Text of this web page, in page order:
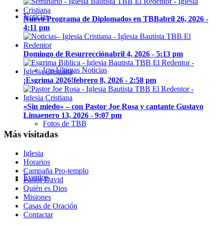
Noticias
Las Últimas Noticias
Fotos de TBB
Eventos
Nuevo Programa de Diplomados en TBBabril 26, 2026 -
4:11 pm
Domingo de Resurrecciónabril 4, 2026 - 5:13 pm
¡Esgrima 2026!febrero 8, 2026 - 2:58 pm
«Sin miedo» – con Pastor Joe Rosa y cantante Gustavo
Limaenero 13, 2026 - 9:07 pm
Más visitadas
Iglesia
Horarios
Campaña Pro-templo
Pastor David
Quién es Dios
Misiones
Casas de Oración
Contactar